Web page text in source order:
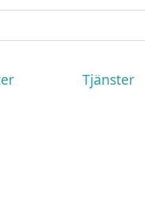
Tjänster